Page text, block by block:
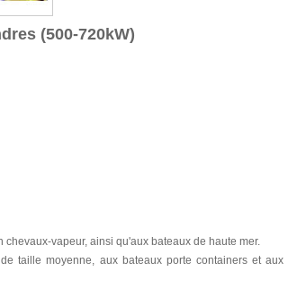
(500-720kW)
vapeur, ainsi qu'aux bateaux de haute mer.
taille moyenne, aux bateaux porte containers et aux